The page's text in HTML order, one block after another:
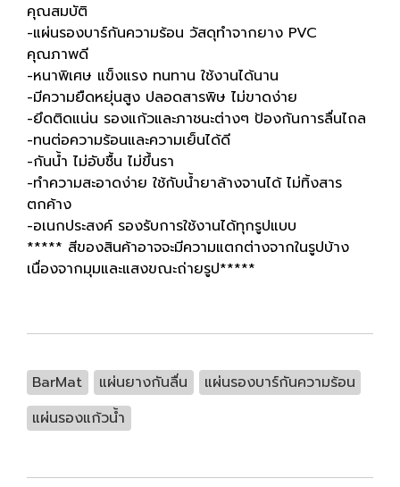
คุณสมบัติ
-แผ่นรองบาร์กันความร้อน วัสดุทำจากยาง PVC
คุณภาพดี
-หนาพิเศษ แข็งแรง ทนทาน ใช้งานได้นาน
-มีความยืดหยุ่นสูง ปลอดสารพิษ ไม่ขาดง่าย
-ยึดติดแน่น รองแก้วและภาชนะต่างๆ ป้องกันการลื่นไถล
-ทนต่อความร้อนและความเย็นได้ดี
-กันน้ำ ไม่อับชื้น ไม่ขึ้นรา
-ทำความสะอาดง่าย ใช้กับน้ำยาล้างจานได้ ไม่ทิ้งสาร
ตกค้าง
-อเนกประสงค์ รองรับการใช้งานได้ทุกรูปแบบ
***** สีของสินค้าอาจจะมีความแตกต่างจากในรูปบ้าง
เนื่องจากมุมและแสงขณะถ่ายรูป*****
BarMat แผ่นยางกันลื่น
แผ่นรองบาร์กันความร้อน
แผ่นรองแก้วน้ำ